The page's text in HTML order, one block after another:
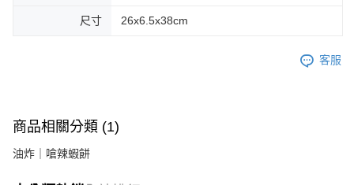
尺寸 26x6.5x38cm
客服
商品相關分類 (1)
油炸｜嗆辣蝦餅